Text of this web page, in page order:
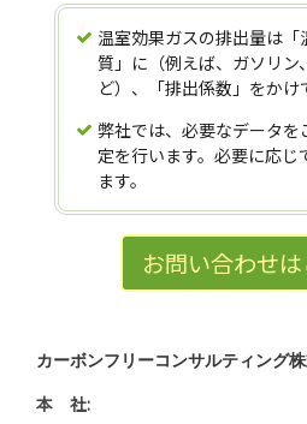
温室効果ガスの排出量は
質」に（例えば、ガソリン
ど）、「排出係数」をかけ
弊社では、必要なデータ
定を行います。必要に応じ
ます。
お問い合わせ
カーボンフリーコンサルティング
本 社: